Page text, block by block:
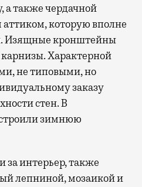
также чердачной
которую вполне
Изящные кронштейны
Характерной
не типовыми, но
заказу
стен. В
зимнюю
за интерьер, также
лепниной, мозаикой и